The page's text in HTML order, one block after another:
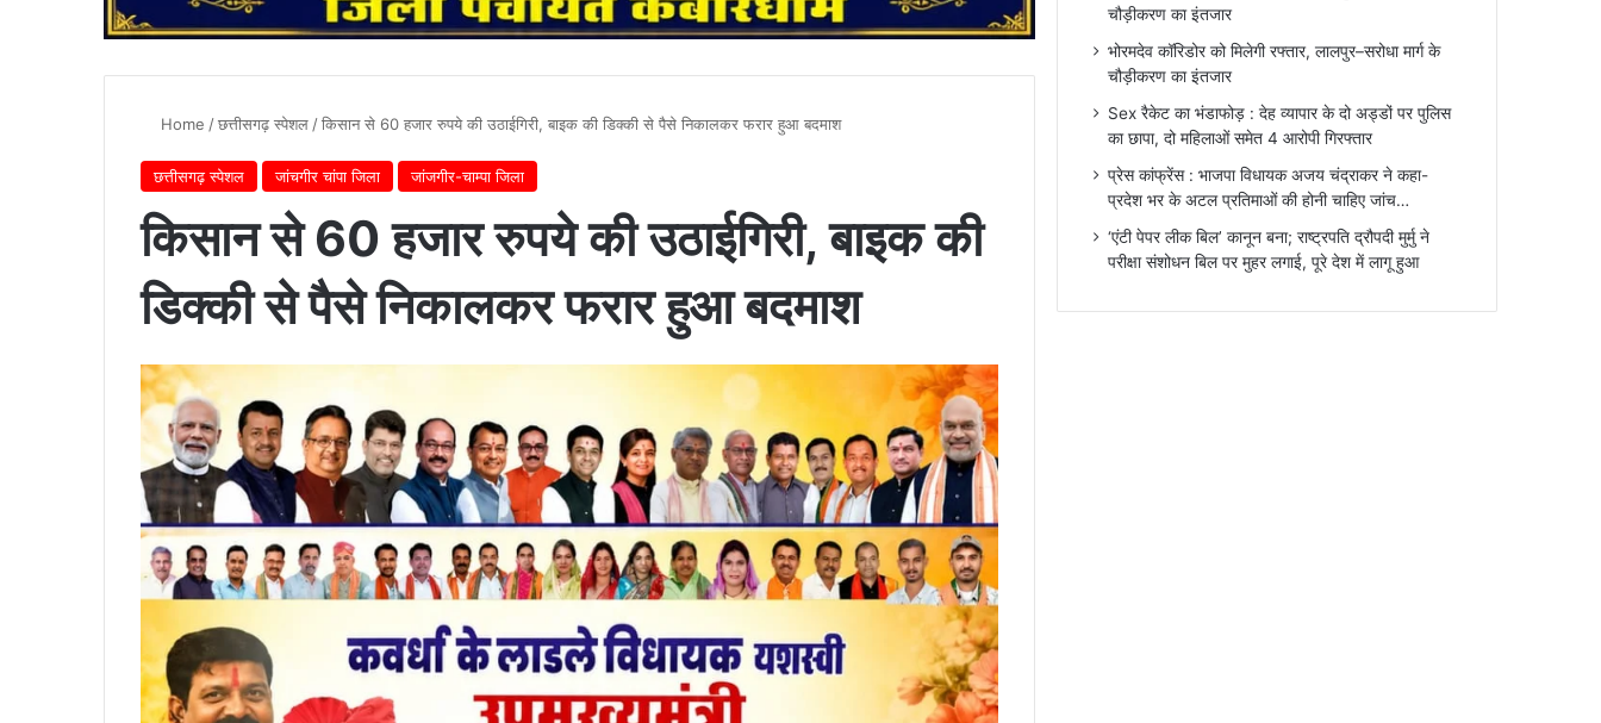
Home /छत्तीसगढ़ स्पेशल/किसान से 60 हजार रुपये की उठाईगिरी, बाइक की डिक्की से पैसे निकालकर फरार हुआ बदमाश
छत्तीसगढ़ स्पेशल जांचगीर चांपा जिला जांजगीर-चाम्पा जिला
किसान से 60 हजार रुपये की उठाईगिरी, बाइक की
डिक्की से पैसे निकालकर फरार हुआ बदमाश
चौड़ीकरण का इंतजार
भोरमदेव कॉरिडोर को मिलेगी रफ्तार, लालपुर–सरोधा मार्ग के
चौड़ीकरण का इंतजार
Sex रैकेट का भंडाफोड़ : देह व्यापार के दो अड्डों पर पुलिस
का छापा, दो महिलाओं समेत 4 आरोपी गिरफ्तार
प्रेस कांफ्रेंस : भाजपा विधायक अजय चंद्राकर ने कहा-
प्रदेश भर के अटल प्रतिमाओं की होनी चाहिए जांच…
‘एंटी पेपर लीक बिल’ कानून बना; राष्ट्रपति द्रौपदी मुर्मु ने
परीक्षा संशोधन बिल पर मुहर लगाई, पूरे देश में लागू हुआ